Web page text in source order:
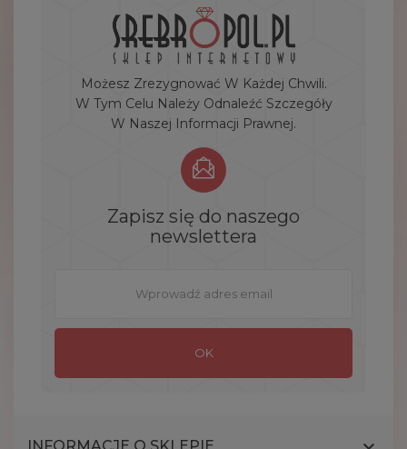
Możesz Zrezygnować W Każdej Chwili.
W Tym Celu Należy Odnaleźć Szczegóły
W Naszej Informacji Prawnej.
Zapisz się do naszego
newslettera
INFORMACJE O SKLEPIE